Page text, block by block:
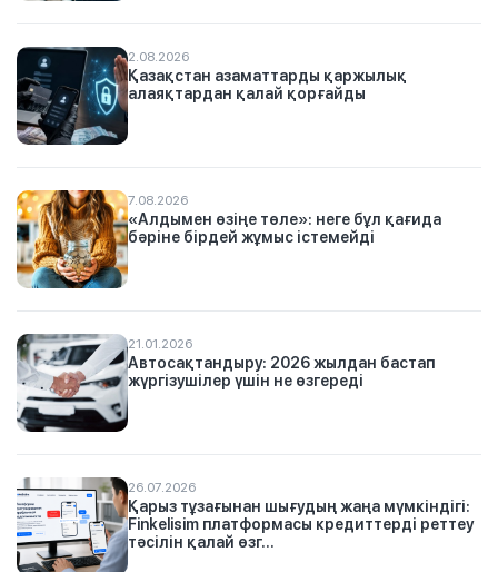
2.08.2026
Қазақстан азаматтарды қаржылық
алаяқтардан қалай қорғайды
7.08.2026
«Алдымен өзіңе төле»: неге бұл қағида
бәріне бірдей жұмыс істемейді
21.01.2026
Автосақтандыру: 2026 жылдан бастап
жүргізушілер үшін не өзгереді
26.07.2026
Қарыз тұзағынан шығудың жаңа мүмкіндігі:
Finkelisim платформасы кредиттерді реттеу
тәсілін қалай өзг...